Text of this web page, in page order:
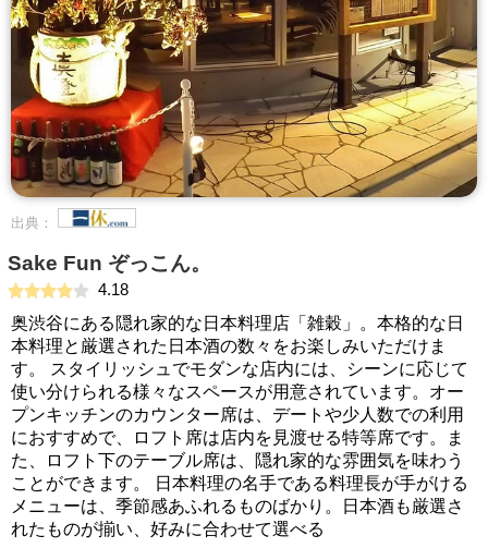
出典：
Sake Fun ぞっこん。
4.18
奥渋谷にある隠れ家的な日本料理店「雑穀」。本格的な日
本料理と厳選された日本酒の数々をお楽しみいただけま
す。 スタイリッシュでモダンな店内には、シーンに応じて
使い分けられる様々なスペースが用意されています。オー
プンキッチンのカウンター席は、デートや少人数での利用
におすすめで、ロフト席は店内を見渡せる特等席です。ま
た、ロフト下のテーブル席は、隠れ家的な雰囲気を味わう
ことができます。 日本料理の名手である料理長が手がける
メニューは、季節感あふれるものばかり。日本酒も厳選さ
れたものが揃い、好みに合わせて選べる